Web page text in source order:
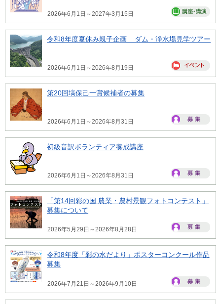
2026年6月1日～2027年3月15日
令和8年度夏休み親子企画 ダム・浄水場見学ツアー
2026年6月1日～2026年8月19日
第20回塙保己一賞候補者の募集
2026年6月1日～2026年8月31日
初級音訳ボランティア養成講座
2026年6月1日～2026年8月31日
「第14回彩の国 農業・農村景観フォトコンテスト」
募集について
2026年5月29日～2026年8月28日
令和8年度「彩の水だより」ポスターコンクール作品
募集
2026年7月21日～2026年9月10日